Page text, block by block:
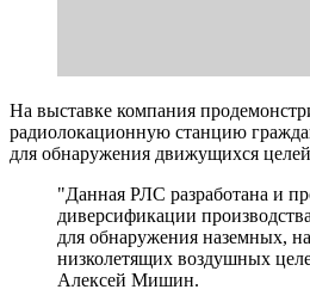
На выставке компания
радиолокационную станцию
для обнаружения движущихся
"Данная РЛС разработана и
диверсификации
для обнаружения наземных,
низколетящих воздушных
Алексей Мишин.